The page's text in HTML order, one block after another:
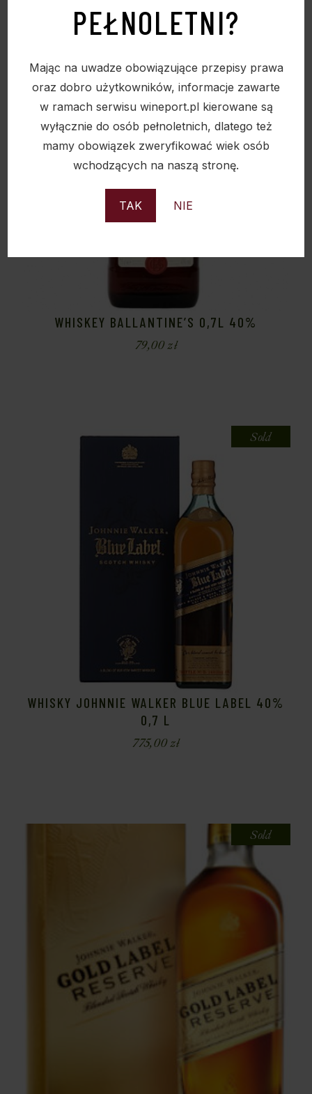
PEŁNOLETNI?
Mając na uwadze obowiązujące przepisy prawa
oraz dobro użytkowników, informacje zawarte
w ramach serwisu wineport.pl kierowane są
wyłącznie do osób pełnoletnich, dlatego też
mamy obowiązek zweryfikować wiek osób
wchodzących na naszą stronę.
TAK NIE
WHISKEY BALLANTINE’S 0,7L 40%
79,00zł
Sold
WHISKY JOHNNIE WALKER BLUE LABEL 40%
0,7 L
775,00zł
Sold